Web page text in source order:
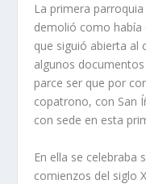
La primera
demolió como había
que siguió abierta al
algunos
parce ser que por
copatrono, con San
con sede en esta
En ella se celebraba
comienzos del siglo